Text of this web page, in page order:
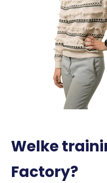
Welke
Factory?